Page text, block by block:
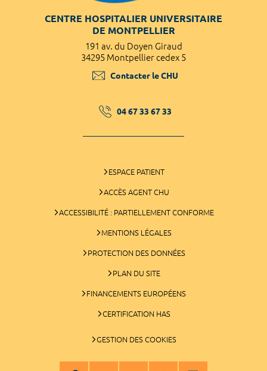
CENTRE HOSPITALIER UNIVERSITAIRE
DE MONTPELLIER
191 av. du Doyen Giraud
34295 Montpellier cedex 5
Contacter le CHU
04 67 33 67 33
ESPACE PATIENT
ACCÈS AGENT CHU
ACCESSIBILITÉ : PARTIELLEMENT CONFORME
MENTIONS LÉGALES
PROTECTION DES DONNÉES
PLAN DU SITE
FINANCEMENTS EUROPÉENS
CERTIFICATION HAS
GESTION DES COOKIES